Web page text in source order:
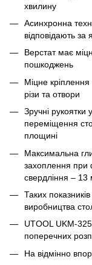
хвилину
Асинхронна
відповідають за
Верстат має
пошкоджень
Міцне кріплення
різи та отвори
Зручні рукоятки
переміщення
площині
Максимальна
захоплення при
свердління – 13
Таких
виробництва
UTOOL UKM-
поперечних
На відмінно